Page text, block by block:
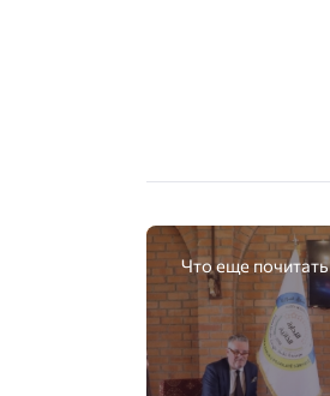
Что еще почитать